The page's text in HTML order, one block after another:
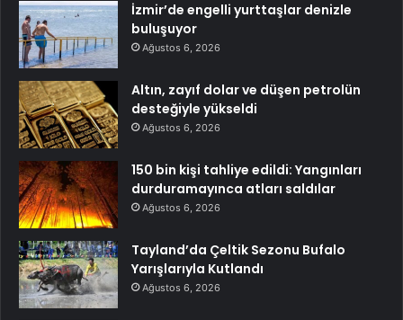
İzmir’de engelli yurttaşlar denizle
buluşuyor
Ağustos 6, 2026
Altın, zayıf dolar ve düşen petrolün
desteğiyle yükseldi
Ağustos 6, 2026
150 bin kişi tahliye edildi: Yangınları
durduramayınca atları saldılar
Ağustos 6, 2026
Tayland’da Çeltik Sezonu Bufalo
Yarışlarıyla Kutlandı
Ağustos 6, 2026